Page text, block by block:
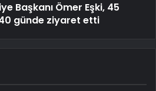
Başkanı Ömer Eşki, 45
günde ziyaret etti